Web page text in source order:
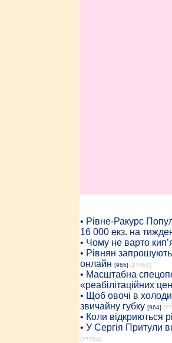
• Рiвне-Ракурс
16 000 екз. на
• Чому не варто
• Рівнян
онлайн [965] (27467)
• Масштабна
«реабілітаційних
• Щоб овочі в
звичайну губку [964]
• Коли відкриються
• У Сергія Притули
(27204)